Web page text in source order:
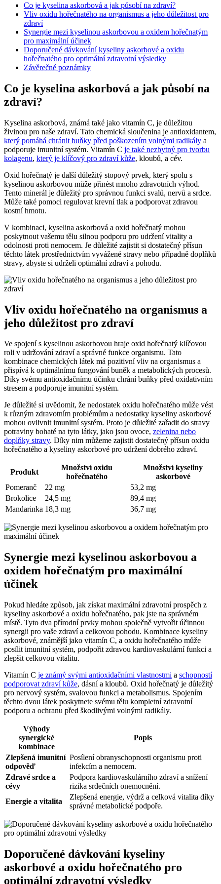
Co je kyselina askorbová a jak působí na zdraví?
Vliv oxidu hořečnatého na organismus a jeho důležitost pro
zdraví
Synergie mezi kyselinou askorbovou a oxidem hořečnatým
pro maximální účinek
Doporučené dávkování kyseliny askorbové a oxidu
hořečnatého pro optimální zdravotní výsledky
Závěrečné poznámky
Co je kyselina askorbová a jak působí na
zdraví?
Kyselina askorbová, známá také jako vitamín C, je důležitou
živinou pro naše zdraví. Tato chemická sloučenina je antioxidantem,
který pomáhá chránit buňky před poškozením volnými radikály a
podporuje imunitní systém. Vitamín C je také nezbytný pro tvorbu
kolagenu, který je klíčový pro zdraví kůže, kloubů, a cév.
Oxid hořečnatý je další důležitý stopový prvek, který spolu s
kyselinou askorbovou může přinést mnoho zdravotních výhod.
Tento minerál je důležitý pro správnou funkci svalů, nervů a srdce.
Může také pomoci regulovat krevní tlak a podporovat zdravou
kostní hmotu.
V kombinaci, kyselina askorbová a oxid hořečnatý mohou
poskytnout vašemu tělu silnou podporu pro udržení vitality a
odolnosti proti nemocem. Je důležité zajistit si dostatečný přísun
těchto látek prostřednictvím vyvážené stravy nebo případně doplňků
stravy, abyste si udrželi optimální zdraví a pohodu.
Vliv oxidu hořečnatého na organismus a
jeho důležitost pro zdraví
Ve spojení s kyselinou askorbovou hraje oxid hořečnatý klíčovou
roli v udržování zdraví a správné funkce organismu. Tato
kombinace chemických látek má pozitivní vliv na organismus a
přispívá k optimálnímu fungování buněk a metabolických procesů.
Díky svému antioxidačnímu účinku chrání buňky před oxidativním
stresem a podporuje imunitní systém.
Je důležité si uvědomit, že nedostatek oxidu hořečnatého může vést
k různým zdravotním problémům a nedostatky kyseliny askorbové
mohou ovlivnit imunitní systém. Proto je důležité zařadit do stravy
potraviny bohaté na tyto látky, jako jsou ovoce, zelenina nebo
doplňky stravy. Díky nim můžeme zajistit dostatečný přísun oxidu
hořečnatého a kyseliny askorbové pro udržení dobrého zdraví.
Produkt
Množství oxidu
hořečnatého
Množství kyseliny
askorbové
Pomeranč
22 mg
53,2 mg
Brokolice
24,5 mg
89,4 mg
Mandarinka 18,3 mg 36,7 mg
Synergie mezi kyselinou askorbovou a
oxidem hořečnatým pro maximální
účinek
Pokud hledáte způsob, jak získat maximální zdravotní prospěch z
kyseliny askorbové a oxidu hořečnatého, pak jste na správném
místě. Tyto dva přírodní prvky mohou společně vytvořit účinnou
synergii pro vaše zdraví a celkovou pohodu. Kombinace kyseliny
askorbové, známější jako vitamín C, a oxidu hořečnatého může
posílit imunitní systém, podpořit zdravou kardiovaskulární funkci a
zlepšit celkovou vitalitu.
Vitamín C je známý svými antioxidačními vlastnostmi a schopností
podporovat zdraví kůže, dásní a kloubů. Oxid hořečnatý je důležitý
pro nervový systém, svalovou funkci a metabolismus. Spojením
těchto dvou látek poskytnete svému tělu kompletní zdravotní
podporu a ochranu před škodlivými volnými radikály.
Výhody
synergické
kombinace
Popis
Zlepšená imunitní
odpověď
Posílení obranyschopnosti organismu proti
infekcím a nemocem.
Zdravé srdce a
cévy
Podpora kardiovaskulárního zdraví a snížení
rizika srdečních onemocnění.
Energie a vitalita
Zlepšená energie, výdrž a celková vitalita díky
správné metabolické podpoře.
Doporučené dávkování kyseliny
askorbové a oxidu hořečnatého pro
optimální zdravotní výsledky